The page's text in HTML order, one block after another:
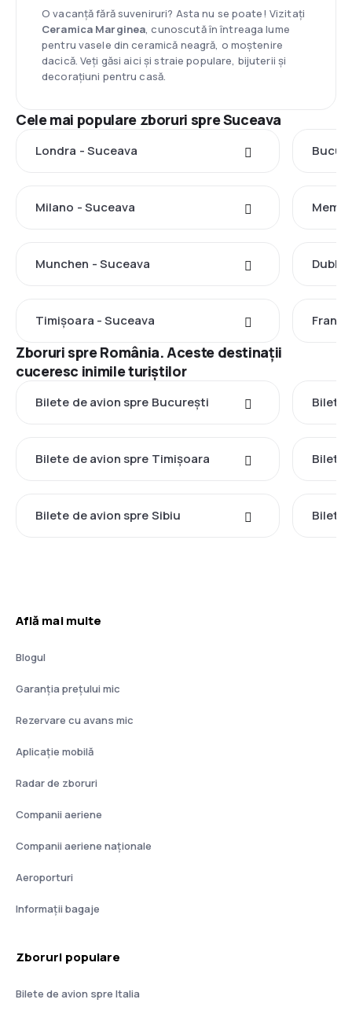
O vacanță fără suveniruri? Asta nu se poate! Vizitați
Ceramica Marginea, cunoscută în întreaga lume
pentru vasele din ceramică neagră, o moștenire
dacică. Veți găsi aici și straie populare, bijuterii și
decorațiuni pentru casă.
Cele mai populare zboruri spre Suceava
Londra - Suceava
Milano - Suceava
Munchen - Suceava
Timișoara - Suceava
Zboruri spre România. Aceste destinații
cuceresc inimile turiștilor
Bilete de avion spre București Bilete
Bilete de avion spre Timișoara Bilete
Bilete de avion spre Sibiu Bilete
Află mai multe
Blogul
Garanția prețului mic
Rezervare cu avans mic
Aplicație mobilă
Radar de zboruri
Companii aeriene
Companii aeriene naţionale
Aeroporturi
Informații bagaje
Zboruri populare
Bilete de avion spre Italia